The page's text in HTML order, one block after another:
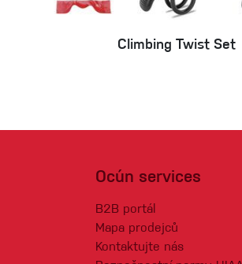
Climbing Twist Set
Ocún services
B2B portál
Mapa prodejců
Kontaktujte nás